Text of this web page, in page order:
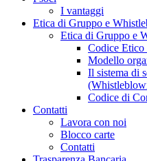
I vantaggi
Etica di Gruppo e
Etica di Gruppo e
Codice
Modello
Il sistema di
Codice di
Contatti
Lavora con noi
Blocco carte
Contatti